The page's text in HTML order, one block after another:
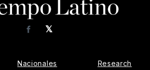
𝕏
Facebook
Nacionales Research